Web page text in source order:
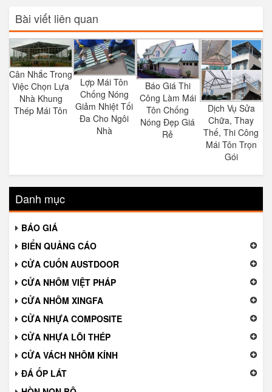
Bài viết liên quan
Cân Nhắc Trong
Việc Chọn Lựa
Nhà Khung
Thép Mái Tôn
Lợp Mái Tôn
Chống Nóng
Giảm Nhiệt Tối
Đa Cho Ngôi
Nhà
Báo Giá Thi
Công Làm Mái
Tôn Chống
Nóng Đẹp Giá
Rẻ
Dịch Vụ Sửa
Chữa, Thay
Thế, Thi Công
Mái Tôn Trọn
Gói
Danh mục
BÁO GIÁ
BIỂN QUẢNG CÁO
CỬA CUỐN AUSTDOOR
CỬA NHÔM VIỆT PHÁP
CỬA NHÔM XINGFA
CỬA NHỰA COMPOSITE
CỬA NHỰA LÕI THÉP
CỬA VÁCH NHÔM KÍNH
ĐÁ ỐP LÁT